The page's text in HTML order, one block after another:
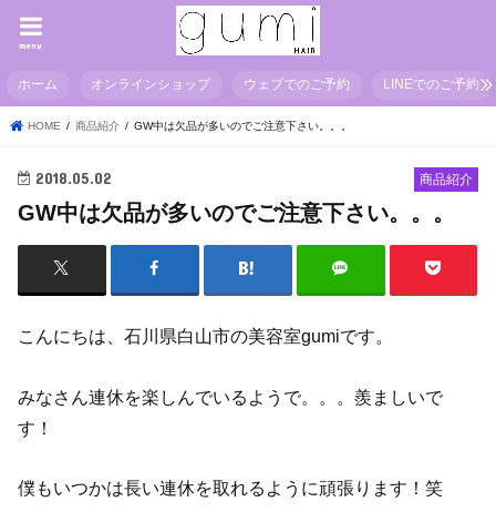
menu
ホーム オンラインショップ ウェブでのご予約 LINEでのご予約
HOME 商品紹介 GW中は欠品が多いのでご注意下さい。。。
商品紹介
2018.05.02
GW中は欠品が多いのでご注意下さい。。。
こんにちは、石川県白山市の美容室gumiです。
みなさん連休を楽しんでいるようで。。。羨ましいで
す！
僕もいつかは長い連休を取れるように頑張ります！笑